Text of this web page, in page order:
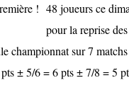
48 joueurs ce
pour la reprise
championnat sur 7
± 5/6 = 6 pts ± 7/8 = 5